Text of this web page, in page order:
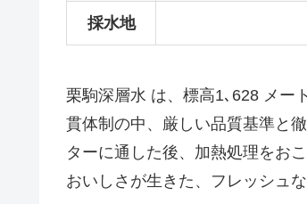
採水地
栗駒深層水 は、標高1､628 メー
貫体制の中、厳しい品質基準と
ターに通した後、加熱処理をお
おいしさが生きた、フレッシュな